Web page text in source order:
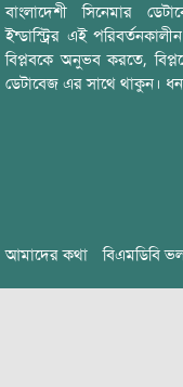
বাংলাদেশী সিনেমার
ইন্ডাস্ট্রির এই
বিপ্লবকে অনুভব করতে,
ডেটাবেজ এর সাথে থাকুন।
আমাদের কথা বিএমডিবি